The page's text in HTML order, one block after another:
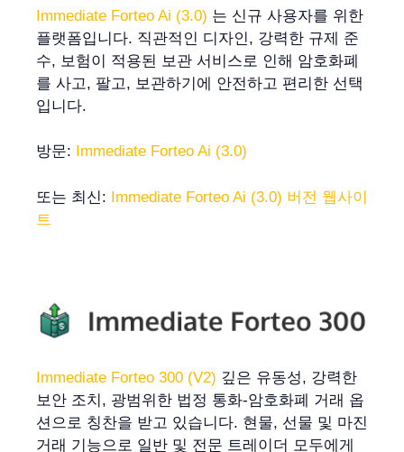
Immediate Forteo Ai (3.0) 는 신규 사용자를 위한
플랫폼입니다. 직관적인 디자인, 강력한 규제 준
수, 보험이 적용된 보관 서비스로 인해 암호화폐
를 사고, 팔고, 보관하기에 안전하고 편리한 선택
입니다.
방문: Immediate Forteo Ai (3.0)
또는 최신: Immediate Forteo Ai (3.0) 버전 웹사이
트
Immediate Forteo 300 (V2) 깊은 유동성, 강력한
보안 조치, 광범위한 법정 통화-암호화폐 거래 옵
션으로 칭찬을 받고 있습니다. 현물, 선물 및 마진
거래 기능으로 일반 및 전문 트레이더 모두에게